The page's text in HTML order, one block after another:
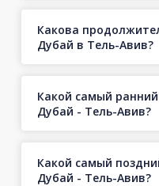
Какова
Дубай в Тель-Авив?
Какой самый
Дубай - Тель-Авив?
Какой самый
Дубай - Тель-Авив?